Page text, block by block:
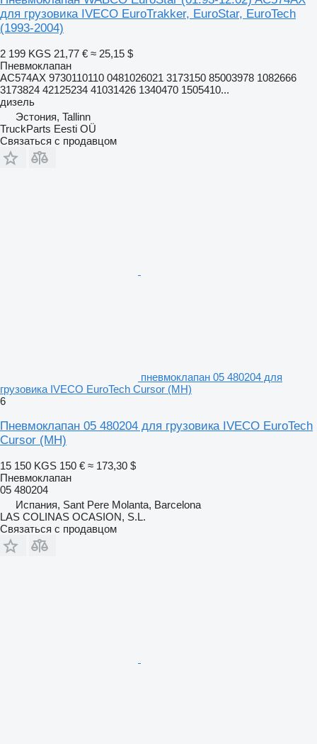
для грузовика IVECO EuroTrakker, EuroStar, EuroTech
(1993-2004)
2 199 KGS 21,77 € ≈ 25,15 $
Пневмоклапан
AC574AX 9730110110 0481026021 3173150 85003978 1082666
3173824 42125234 41031426 1340470 1505410...
дизель
Эстония, Tallinn
TruckParts Eesti OÜ
Связаться с продавцом
пневмоклапан 05 480204 для
грузовика IVECO EuroTech Cursor (MH)
6
Пневмоклапан 05 480204 для грузовика IVECO EuroTech
Cursor (MH)
15 150 KGS 150 € ≈ 173,30 $
Пневмоклапан
05 480204
Испания, Sant Pere Molanta, Barcelona
LAS COLINAS OCASION, S.L.
Связаться с продавцом